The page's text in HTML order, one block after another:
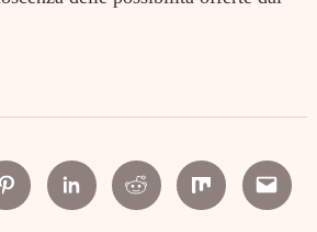
PinterestLinkedinReddit Mix Email